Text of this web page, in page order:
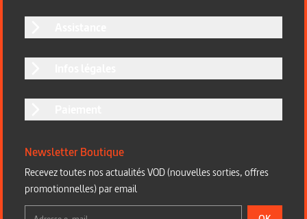
Newsletter Boutique
Recevez toutes nos actualités VOD (nouvelles sorties, offres
promotionnelles) par email